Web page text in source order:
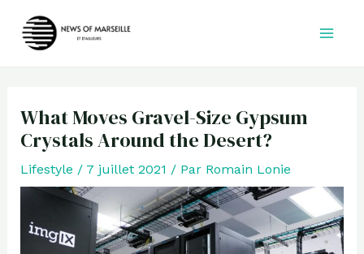
What Moves Gravel-Size Gypsum
Crystals Around the Desert?
Lifestyle / 7 juillet 2021 / Par Romain Lonie